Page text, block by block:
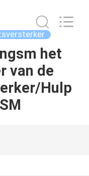
het
van de
Hulp